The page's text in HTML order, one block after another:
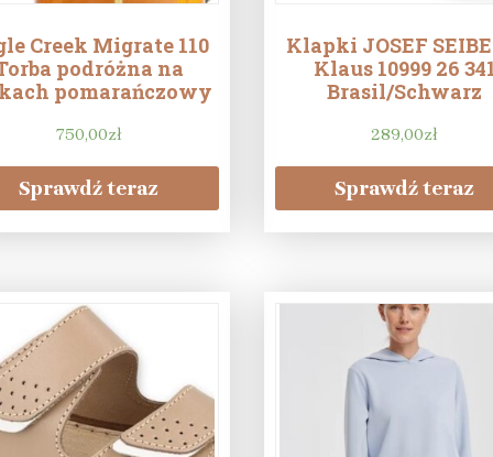
Creek Migrate 110
podróżna na
pomarańczowy
750,00zł
Sprawdź teraz
Klapki JOSEF
Klaus 10999 26
Brasil/Schwarz
289,00zł
Sprawdź teraz